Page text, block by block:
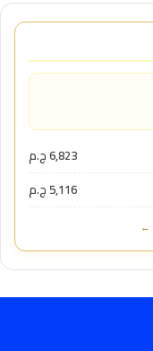
6,823 ج.م
5,116 ج.م
←